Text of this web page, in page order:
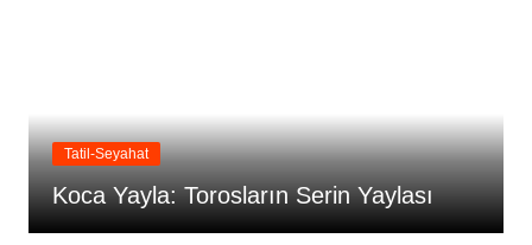
Tatil-Seyahat
Koca Yayla: Torosların Serin Yaylası